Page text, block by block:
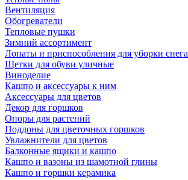
Вентиляция
Обогреватели
Тепловые пушки
Зимний ассортимент
Лопаты и приспособления для уборки снега
Щетки для обуви уличные
Виноделие
Кашпо и аксессуары к ним
Аксессуары для цветов
Декор для горшков
Опоры для растений
Поддоны для цветочных горшков
Увлажнители для цветов
Балконные ящики и кашпо
Кашпо и вазоны из шамотной глины
Кашпо и горшки керамика